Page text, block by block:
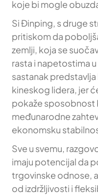
koje bi mogle
Si Đinping, s druge
pritiskom da
zemlji, koja se
rasta i napetostima
sastanak
kineskog lidera, jer
pokaže sposobnost
međunarodne
ekonomsku
Sve u svemu,
imaju potencijal da
trgovinske odnose,
od izdržljivosti i